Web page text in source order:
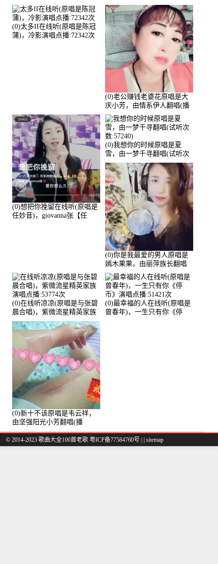
唱(播放:82339)
放:81215)
(0)太多II在线听(原唱是陈冠
蒲)，冷影演唱点播:72342次
(0)老公赚钱老婆花原唱是大
庆小芳，由情系伊人翻唱(播
放:72036)
(0)想把你挽留在线听(原唱是
任妙音)，giovanna张【任
(0)我想你的时候原唱是夏
雪，由一梦千寻翻唱(试听次
数:57240)
(0)你是我最爱的男人原唱是
嫣木果果，由丽萍族长翻唱
(播放:56258)
(0)在线听凉凉(原唱是与张碧
晨合唱)，紫微流星精英家族
演唱点播:53774次
(0)最幸福的人在线听(原唱是
曾春年)，一生只有你《停
(0)新十不该原唱是韦云祥，
由坚强阳光小芳翻唱(播
放:49861)
© 2014-2023 歌曲大全100首老歌 粤ICP备77584760号 sitemap